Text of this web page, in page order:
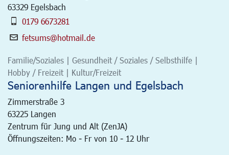
63329 Egelsbach
0179 6673281
fetsums@hotmail.de
Familie/Soziales | Gesundheit / Soziales / Selbsthilfe |
Hobby / Freizeit | Kultur/Freizeit
Seniorenhilfe Langen und Egelsbach
Zimmerstraße 3
63225 Langen
Zentrum für Jung und Alt (ZenJA)
Öffnungszeiten: Mo - Fr von 10 - 12 Uhr